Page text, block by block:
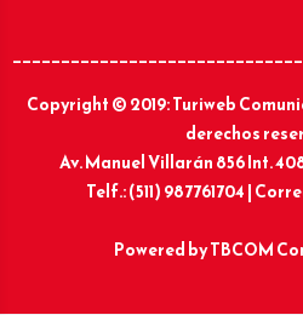
Copyright © 2019: Turiweb
derechos
Av. Manuel Villarán 856 Int.
Telf.: (511) 987761704 |
Powered byTBCOM